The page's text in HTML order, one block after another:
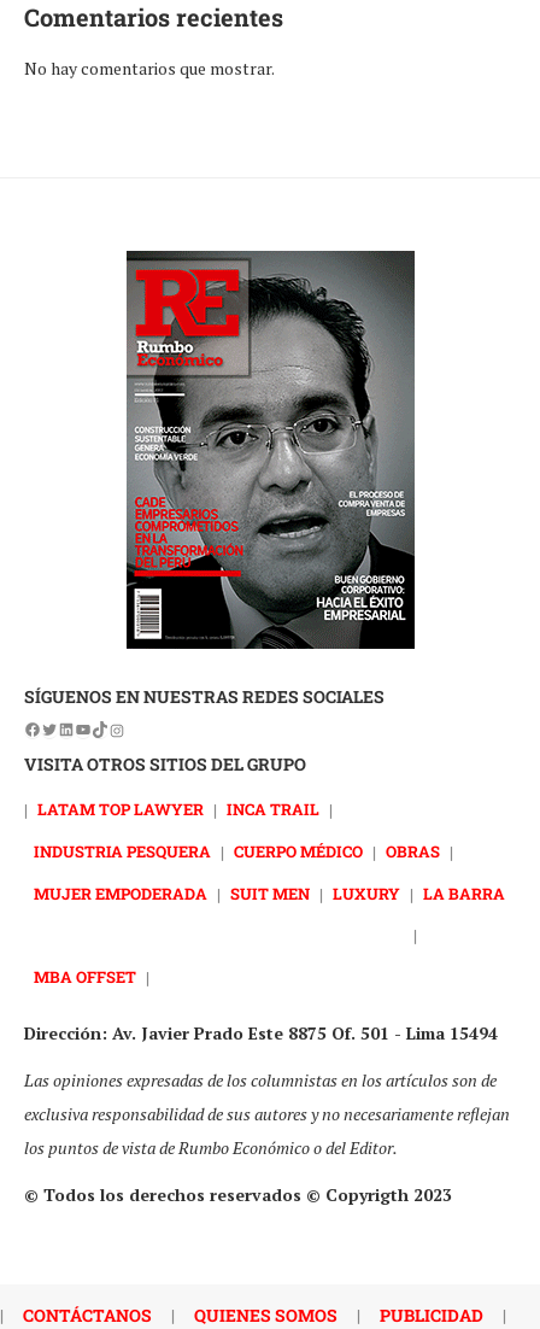
Comentarios recientes
No hay comentarios que mostrar.
SÍGUENOS EN NUESTRAS REDES SOCIALES
VISITA OTROS SITIOS DEL GRUPO
| LATAM TOP LAWYER | INCA TRAIL |
INDUSTRIA PESQUERA | CUERPO MÉDICO | OBRAS |
MUJER EMPODERADA | SUIT MEN | LUXURY | LA BARRA
|
MBA OFFSET |
Dirección: Av. Javier Prado Este 8875 Of. 501 - Lima 15494
Las opiniones expresadas de los columnistas en los artículos son de
exclusiva responsabilidad de sus autores y no necesariamente reflejan
los puntos de vista de Rumbo Económico o del Editor.
© Todos los derechos reservados © Copyrigth 2023
| CONTÁCTANOS | QUIENES SOMOS | PUBLICIDAD |